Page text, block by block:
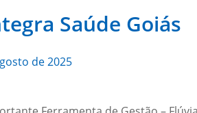
Saúde Goiás
de 2025